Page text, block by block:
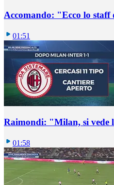
Accomando: "Ecco lo
01:51
Raimondi: "Milan, si vede
01:58